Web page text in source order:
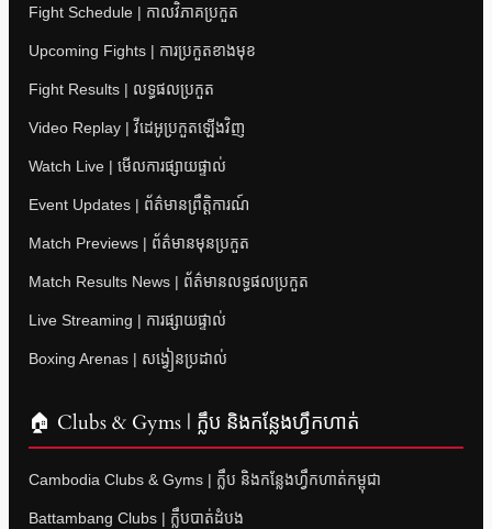
Fight Schedule | កាលវិភាគប្រកួត
Upcoming Fights | ការប្រកួតខាងមុខ
Fight Results | លទ្ធផលប្រកួត
Video Replay | វីដេអូប្រកួតឡើងវិញ
Watch Live | មើលការផ្សាយផ្ទាល់
Event Updates | ព័ត៌មានព្រឹត្តិការណ៍
Match Previews | ព័ត៌មានមុនប្រកួត
Match Results News | ព័ត៌មានលទ្ធផលប្រកួត
Live Streaming | ការផ្សាយផ្ទាល់
Boxing Arenas | សង្វៀនប្រដាល់
🏠 Clubs & Gyms | ក្លឹប និងកន្លែងហ្វឹកហាត់
Cambodia Clubs & Gyms | ក្លឹប និងកន្លែងហ្វឹកហាត់កម្ពុជា
Battambang Clubs | ក្លឹបបាត់ដំបង